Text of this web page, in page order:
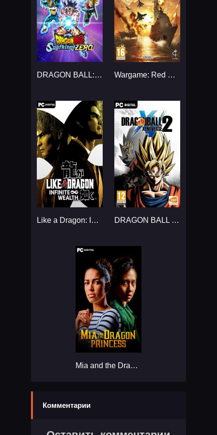
DRAGON BALL: Sparking! ZERO... Wargame: Red Dragon...
Like a Dragon: Infinite Wealth... DRAGON BALL XENOVERSE 2...
Mia and the Dragon Princess...
Комментарии